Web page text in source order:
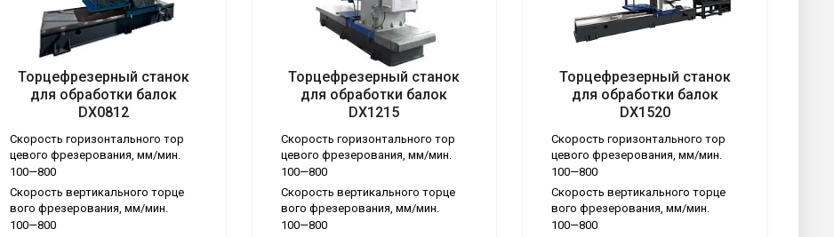
Тип станка
Обрабатывающие центры
Задать вопрос (боковая)
Да
Торцефрезерный станок
для обработки балок
DX0812
Скорость горизонтального тор
цевого фрезерования, мм/мин.
100—800
Скорость вертикального торце
вого фрезерования, мм/мин.
100—800
Тип станка
Обрабатывающие центры
Задать вопрос (боковая)
Да
Торцефрезерный станок
для обработки балок
DX1215
Скорость горизонтального тор
цевого фрезерования, мм/мин.
100—800
Скорость вертикального торце
вого фрезерования, мм/мин.
100—800
Тип станка
Обрабатывающие центры
Задать вопрос (боковая)
Да
Торцефрезерный станок
для обработки балок
DX1520
Скорость горизонтального тор
цевого фрезерования, мм/мин.
100—800
Скорость вертикального торце
вого фрезерования, мм/мин.
100—800